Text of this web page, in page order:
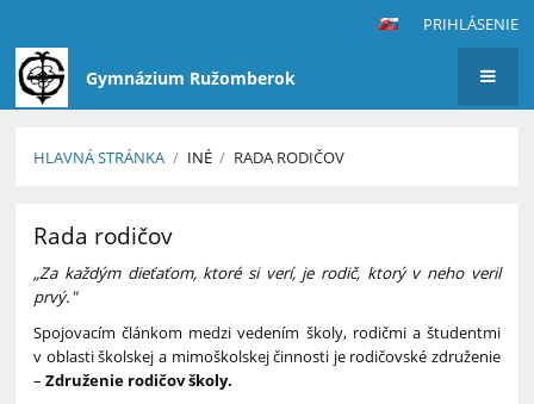
PRIHLÁSENIE
Gymnázium Ružomberok
HLAVNÁ STRÁNKA / INÉ / RADA RODIČOV
Rada
rodičov
Rada rodičov
„Za každým dieťaťom, ktoré si verí, je rodič, ktorý v neho veril
prvý."
Spojovacím článkom medzi vedením školy, rodičmi a študentmi
v oblasti školskej a mimoškolskej činnosti je rodičovské združenie
–Združenie rodičov školy.